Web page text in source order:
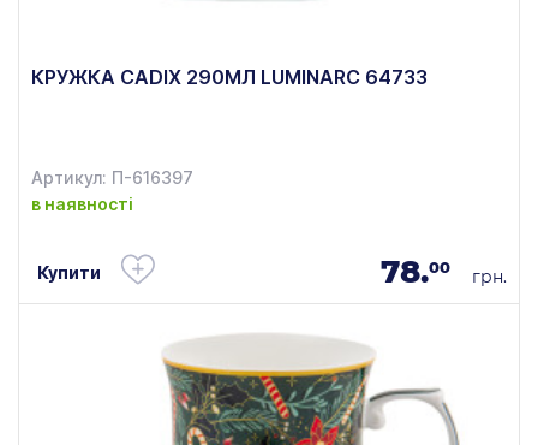
КРУЖКА CADIX 290МЛ LUMINARC 64733
Артикул: П-616397
в наявності
Купити 78.00 грн.